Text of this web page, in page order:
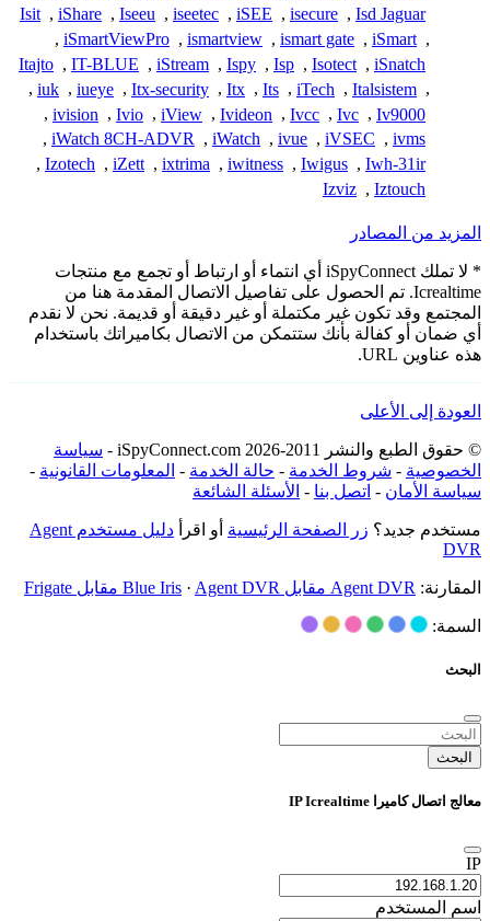
Isd Jaguar
,
isecure
,
iSEE
,
iseetec
,
Iseeu
,
iShare
,
Isit
,
iSmart
,
ismart gate
,
ismartview
,
iSmartViewPro
,
iSnatch
,
Isotect
,
Isp
,
Ispy
,
iStream
,
IT-BLUE
,
Itajto
,
Italsistem
,
iTech
,
Its
,
Itx
,
Itx-security
,
iueye
,
iuk
,
Iv9000
,
Ivc
,
Ivcc
,
Ivideon
,
iView
,
Ivio
,
ivision
,
ivms
,
iVSEC
,
ivue
,
iWatch
,
iWatch 8CH-ADVR
,
Iwh-31ir
,
Iwigus
,
iwitness
,
ixtrima
,
iZett
,
Izotech
,
Iztouch
,
Izviz
المزيد من المصادر
* لا تملك iSpyConnect أي انتماء أو ارتباط أو تجمع مع منتجات
Icrealtime. تم الحصول على تفاصيل الاتصال المقدمة هنا من
المجتمع وقد تكون غير مكتملة أو غير دقيقة أو قديمة. نحن لا نقدم
أي ضمان أو كفالة بأنك ستتمكن من الاتصال بكاميراتك باستخدام
هذه عناوين URL.
العودة إلى الأعلى
© حقوق الطبع والنشر 2011-2026 iSpyConnect.com -
سياسة
الخصوصية - شروط الخدمة - حالة الخدمة - المعلومات القانونية -
سياسة الأمان - اتصل بنا - الأسئلة الشائعة
مستخدم جديد؟ زر الصفحة الرئيسية أو اقرأ
دليل مستخدم Agent
DVR
المقارنة: Agent DVR مقابل Blue Iris · Agent DVR مقابل Frigate
السمة:
البحث
البحث
معالج اتصال كاميرا IP Icrealtime
IP
اسم المستخدم